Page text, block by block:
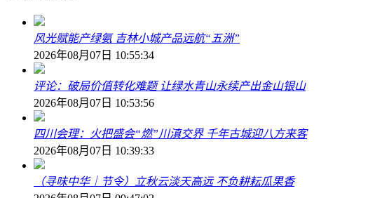
风光赋能产绿氨 吉林小城产品远航“五洲”
2026年08月07日 10:55:34
评论：破局价值转化难题 让绿水青山永续产出金山银山
2026年08月07日 10:53:56
四川会理：火把盛会“燃”川滇交界 千年古城迎八方来客
2026年08月07日 10:39:33
（寻味中华｜节令）立秋云淡天高远 不负耕耘瓜果香